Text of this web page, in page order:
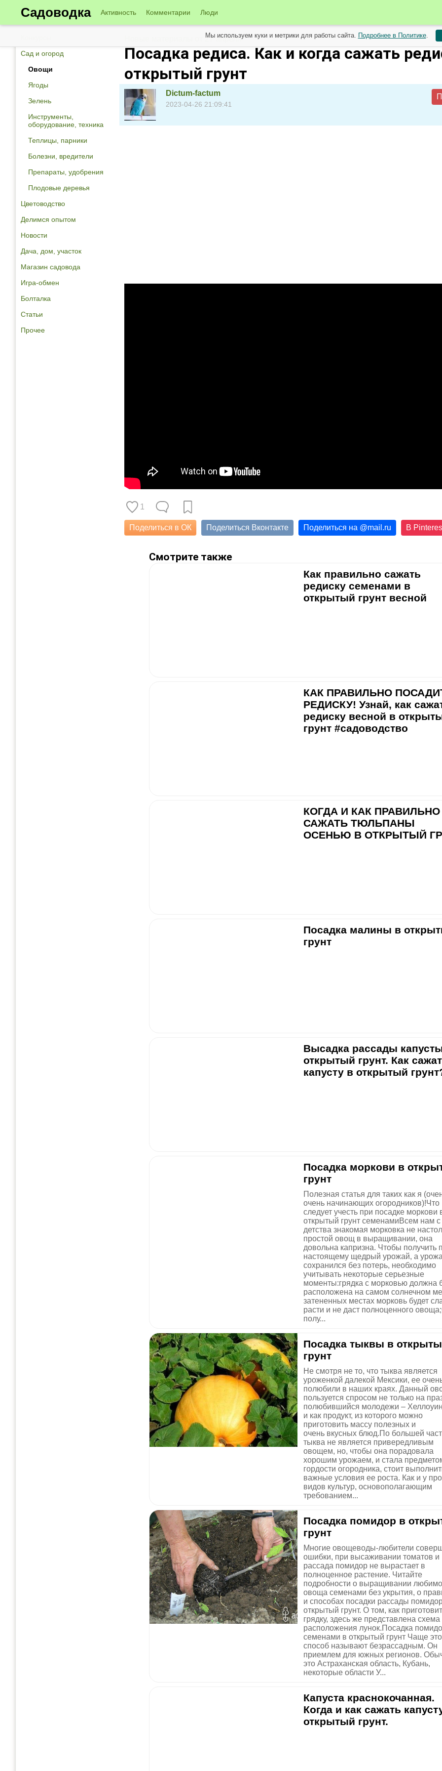
Садоводка Активность Комментарии Люди
Сад и огород
Овощи
Ягоды
Зелень
Инструменты,
оборудование, техника
Теплицы, парники
Болезни, вредители
Препараты, удобрения
Плодовые деревья
Цветоводство
Делимся опытом
Новости
Дача, дом, участок
Магазин садовода
Игра-обмен
Болталка
Статьи
Прочее
Новые материалы от 27 апреля
Посадка редиса. Как и когда сажать
открытый грунт
Dictum-factum
2023-04-26 21:09:41
1
Поделиться в ОК Поделиться Вконтакте Поделиться на @mail.ru В
Смотрите также
Как правильно сажать
редиску семенами в
открытый грунт весной
КАК ПРАВИЛЬНО
РЕДИСКУ! Узнай, как
редиску весной в
грунт #садоводство
КОГДА И КАК ПРАВИЛЬНО
САЖАТЬ ТЮЛЬПАНЫ
ОСЕНЬЮ В ОТКРЫТЫЙ
Посадка малины в
грунт
Высадка рассады
открытый грунт. Как
капусту в открытый
Посадка моркови в
грунт
Полезная статья для таких как я
очень начинающих огородников)!Что
следует учесть при посадке моркови
открытый грунт семенамиВсем нам с
детства знакомая морковка не
простой овощ в выращивании, она
довольна капризна. Чтобы получить
настоящему щедрый урожай, а
сохранился без потерь, необходимо
учитывать некоторые серьезные
моменты:грядка с морковью должна
расположена на самом солнечном
затененных местах морковь будет
расти и не даст полноценного
полу...
Посадка тыквы в
грунт
Не смотря не то, что тыква является
уроженкой далекой Мексики, ее
полюбили в наших краях. Данный
пользуется спросом не только на
полюбившийся молодежи –
и как продукт, из которого можно
приготовить массу полезных и
очень вкусных блюд.По большей
тыква не является привередливым
овощем, но, чтобы она порадовала
хорошим урожаем, и стала
гордости огородника, стоит
важные условия ее роста. Как и у
видов культур, основополагающим
требованием...
Посадка помидор в
грунт
Многие овощеводы-любители
ошибки, при высаживании томатов и
рассада помидор не вырастает в
полноценное растение. Читайте
подробности о выращивании
овоща семенами без укрытия, о
и способах посадки рассады
открытый грунт. О том, как
грядку, здесь же представлена схема
расположения лунок.Посадка
семенами в открытый грунт Чаще
способ называют безрассадным. Он
приемлем для южных регионов.
это Астраханская область, Кубань,
некоторые области У...
Капуста краснокочанная.
Когда и как сажать
открытый грунт.
Мы используем куки и метрики для работы сайта. Подробнее в Политике.